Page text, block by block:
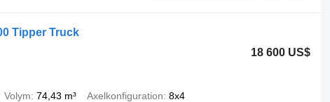
Tipper Truck
18 600 US$
Volym 74,43 m³ Axelkonfiguration 8x4